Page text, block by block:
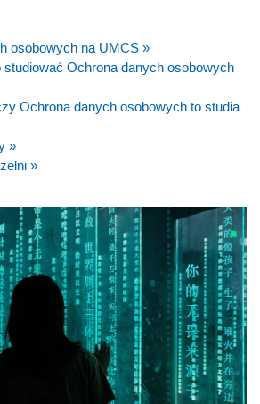
osobowych na UMCS »
studiować Ochrona danych osobowych
Ochrona danych osobowych to studia
»
»